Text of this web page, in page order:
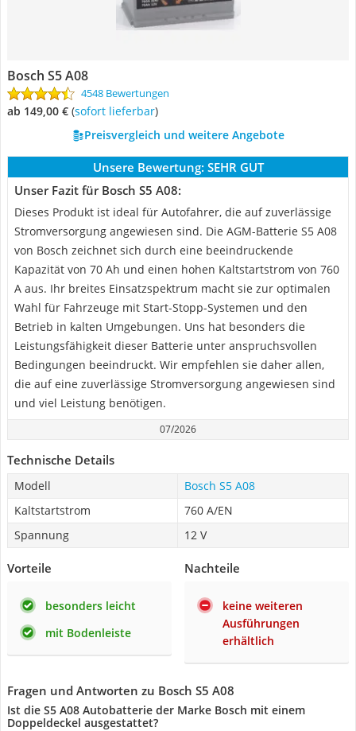
Bosch S5 A08
4548 Bewertungen
ab 149,00 € ( Sofort lieferbar)
Preisvergleich und weitere Angebote
Unsere Bewertung: SEHR GUT
Unser Fazit für Bosch S5 A08:
Dieses Produkt ist ideal für Autofahrer, die auf zuverlässige
Stromversorgung angewiesen sind. Die AGM-Batterie S5 A08
von Bosch zeichnet sich durch eine beeindruckende
Kapazität von 70 Ah und einen hohen Kaltstartstrom von 760
A aus. Ihr breites Einsatzspektrum macht sie zur optimalen
Wahl für Fahrzeuge mit Start-Stopp-Systemen und den
Betrieb in kalten Umgebungen. Uns hat besonders die
Leistungsfähigkeit dieser Batterie unter anspruchsvollen
Bedingungen beeindruckt. Wir empfehlen sie daher allen,
die auf eine zuverlässige Stromversorgung angewiesen sind
und viel Leistung benötigen.
07/2026
Technische Details
Modell
Bosch S5 A08
Kaltstartstrom
760 A/EN
Spannung
12 V
Vorteile
besonders leicht
mit Bodenleiste
Nachteile
keine weiteren
Ausführungen
erhältlich
Fragen und Antworten zu Bosch S5 A08
Ist die S5 A08 Autobatterie der Marke Bosch mit einem
Doppeldeckel ausgestattet?